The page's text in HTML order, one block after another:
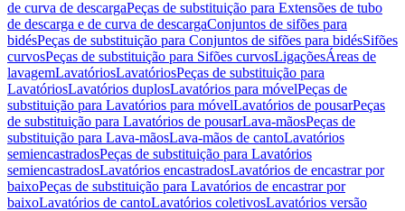
de curva de descargaPeças de substituição para Extensões de tubo
de descarga e de curva de descargaConjuntos de sifões para
bidésPeças de substituição para Conjuntos de sifões para bidésSifões
curvosPeças de substituição para Sifões curvosLigaçõesÁreas de
lavagemLavatóriosLavatóriosPeças de substituição para
LavatóriosLavatórios duplosLavatórios para móvelPeças de
substituição para Lavatórios para móvelLavatórios de pousarPeças
de substituição para Lavatórios de pousarLava-mãosPeças de
substituição para Lava-mãosLava-mãos de cantoLavatórios
semiencastradosPeças de substituição para Lavatórios
semiencastradosLavatórios encastradosLavatórios de encastrar por
baixoPeças de substituição para Lavatórios de encastrar por
baixoLavatórios de cantoLavatórios coletivosLavatórios versão